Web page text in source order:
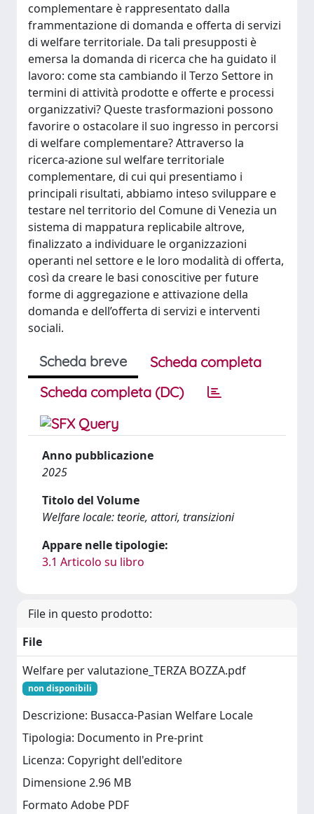
complementare è rappresentato dalla
frammentazione di domanda e offerta di servizi
di welfare territoriale. Da tali presupposti è
emersa la domanda di ricerca che ha guidato il
lavoro: come sta cambiando il Terzo Settore in
termini di attività prodotte e offerte e processi
organizzativi? Queste trasformazioni possono
favorire o ostacolare il suo ingresso in percorsi
di welfare complementare? Attraverso la
ricerca-azione sul welfare territoriale
complementare, di cui qui presentiamo i
principali risultati, abbiamo inteso sviluppare e
testare nel territorio del Comune di Venezia un
sistema di mappatura replicabile altrove,
finalizzato a individuare le organizzazioni
operanti nel settore e le loro modalità di offerta,
così da creare le basi conoscitive per future
forme di aggregazione e attivazione della
domanda e dell’offerta di servizi e interventi
sociali.
Scheda breve
Scheda completa
Scheda completa (DC)
Anno pubblicazione
2025
Titolo del Volume
Welfare locale: teorie, attori, transizioni
Appare nelle tipologie:
3.1 Articolo su libro
File in questo prodotto:
File
Welfare per valutazione_TERZA BOZZA.pdf
non disponibili
Descrizione: Busacca-Pasian Welfare Locale
Tipologia: Documento in Pre-print
Licenza: Copyright dell'editore
Dimensione 2.96 MB
Formato Adobe PDF